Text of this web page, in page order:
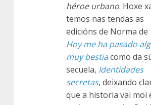
héroe urbano. Hoxe
temos nas tendas as
edicións de Norma de
Hoy me ha pasado
muy bestiacomo da
secuela, Identidades
secretas, deixando
que a historia vai moi